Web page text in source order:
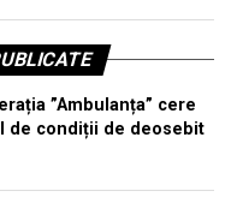
”Ambulanța” cere
de condiții de deosebit